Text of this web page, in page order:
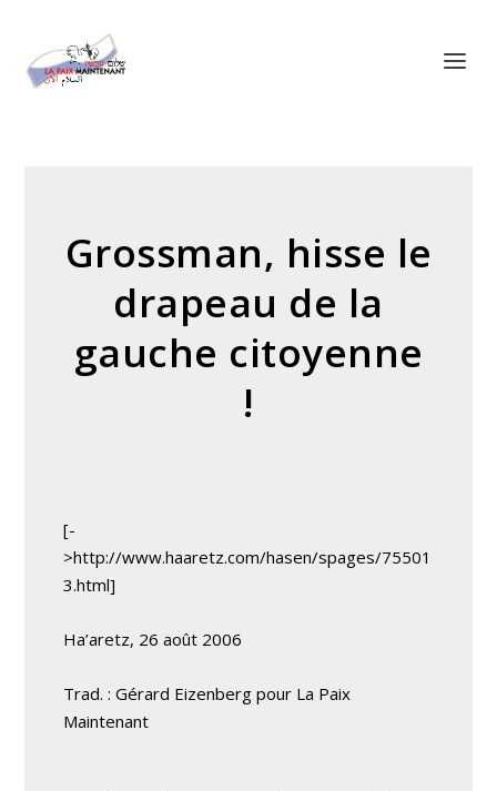
Grossman, hisse le
drapeau de la
gauche citoyenne
!
[-
>http://www.haaretz.com/hasen/spages/75501
3.html]
Ha’aretz, 26 août 2006
Trad. : Gérard Eizenberg pour La Paix
Maintenant